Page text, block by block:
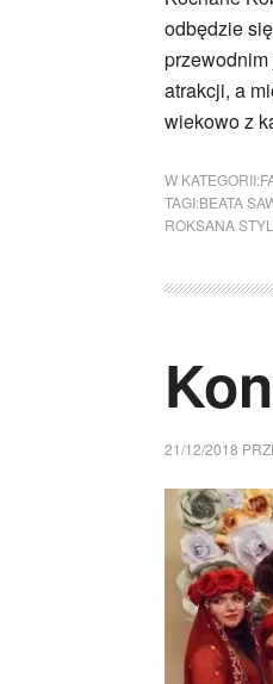
odbędzie
atrakcji, a
wiekowo z
W KATEGORII:
TAGI:BEATA
ROKSANA STYL
21/12/2018